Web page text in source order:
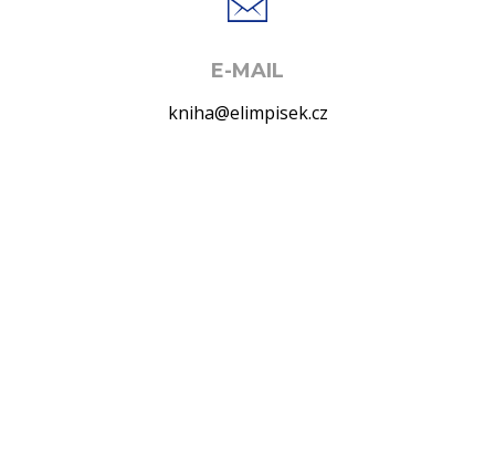
E-MAIL
kniha@elimpisek.cz